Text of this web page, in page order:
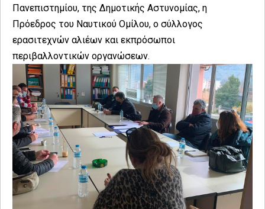
Πανεπιστημίου, της Δημοτικής Αστυνομίας, η
Πρόεδρος του Ναυτικού Ομίλου, ο σύλλογος
ερασιτεχνών αλιέων και εκπρόσωποι
περιβαλλοντικών οργανώσεων.